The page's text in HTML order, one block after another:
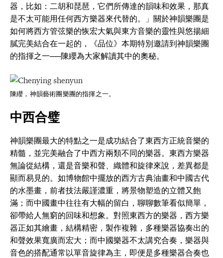
器，比如：二胡和琵琶，它們所傳達的韻味和效果，那真
是不太可能用任何西方樂器來代替的。」關於神韻樂團是
如何將西方管弦樂的恢宏大氣與東方音樂的靈性與悠揚細
膩完美結合在一起的，《品位》本期特別邀請到神韻樂團
的指揮之一──陳纓為大家解讀其中的奧秘。
陳纓，神韻藝術團樂團的指揮之一。
中西合璧
神韻樂團最大的特點之一是成功結合了東西方正統音樂的
精髓，並完美融合了中西方兩類不同的樂器。東西方樂器
無論從結構，還是音樂和聲、織體和旋律來說，差異都是
顯而易見的。如博物館中擺放的西方古典油畫和中國古代
的水墨畫，前者技法嚴謹濃重，將景物塑造的立體又飽
滿；而中國畫中往往有大幅的留白，聊聊數筆看似簡單，
卻帶給人無窮的回味和想象。對照東西方的樂器，西方樂
器正如其繪畫，結構精密，製作複雜，多種樂器協奏出的
和聲效果寬廣而宏大；而中國樂器不太講究合奏，樂器與
音色的搭配通常以單音旋律為主，即便是多種樂器合奏也